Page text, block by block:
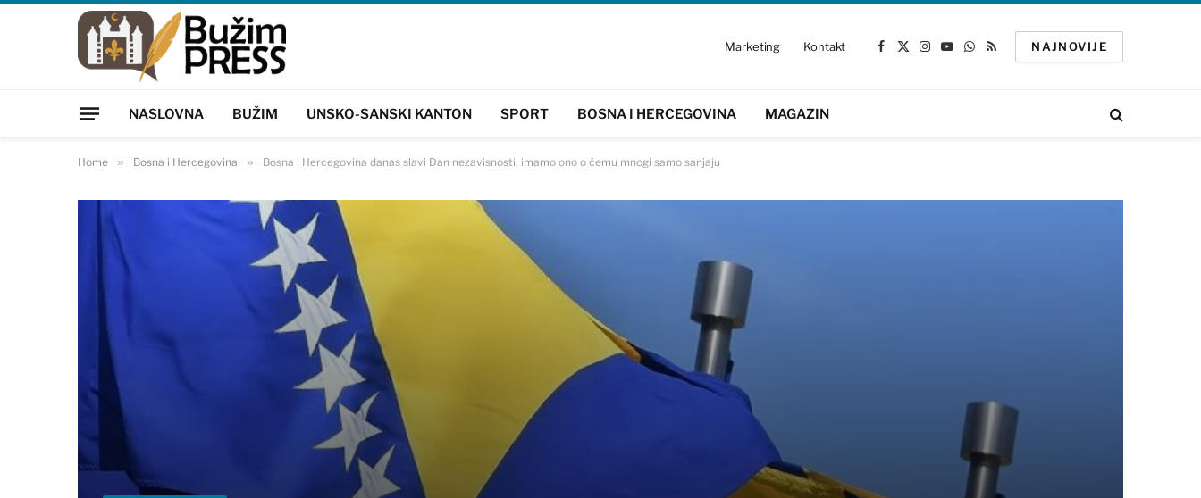
Marketing Kontakt
Facebook
X
Instagram
YouTube
WhatsApp
RSS
NAJNOVIJE
NASLOVNA BUŽIM UNSKO-SANSKI KANTON SPORT BOSNA I HERCEGOVINA MAGAZIN
Home » Bosna i Hercegovina » Bosna i Hercegovina danas slavi Dan nezavisnosti, imamo ono o čemu mnogi samo sanjaju